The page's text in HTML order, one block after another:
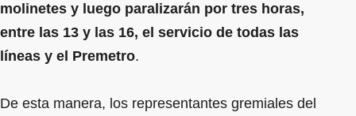
molinetes y luego paralizarán por tres horas,
entre las 13 y las 16, el servicio de todas las
líneas y el Premetro.
De esta manera, los representantes gremiales del